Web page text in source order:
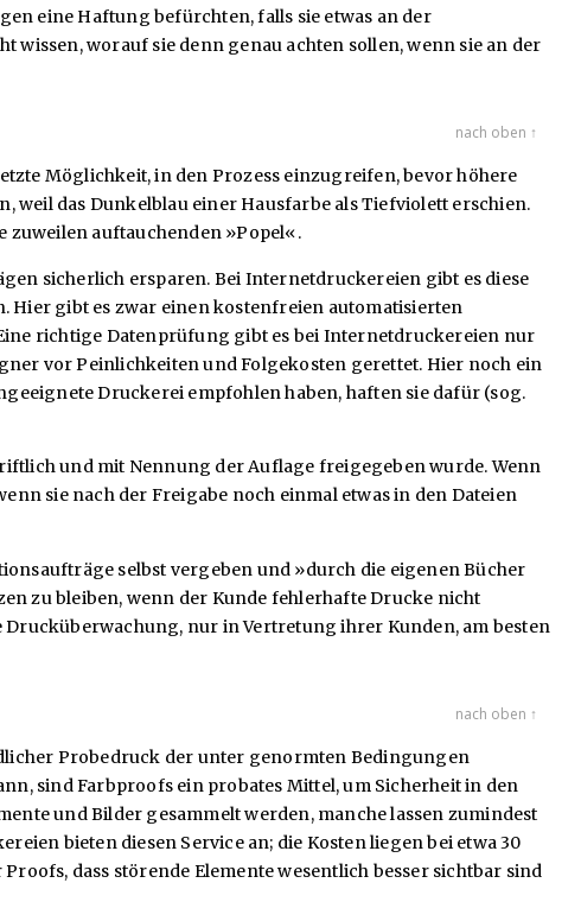
eine Haftung befürchten, falls sie etwas an der
wissen, worauf sie denn genau achten sollen, wenn sie an der
nach oben ↑
Möglichkeit, in den Prozess einzugreifen, bevor höhere
weil das Dunkelblau einer Hausfarbe als Tiefviolett erschien.
zuweilen auftauchenden »Popel«.
sicherlich ersparen. Bei Internetdruckereien gibt es diese
Hier gibt es zwar einen kostenfreien automatisierten
richtige Datenprüfung gibt es bei Internetdruckereien nur
vor Peinlichkeiten und Folgekosten gerettet. Hier noch ein
Druckerei empfohlen haben, haften sie dafür (sog.
und mit Nennung der Auflage freigegeben wurde. Wenn
sie nach der Freigabe noch einmal etwas in den Dateien
selbst vergeben und »durch die eigenen Bücher
zu bleiben, wenn der Kunde fehlerhafte Drucke nicht
nur in Vertretung ihrer Kunden, am besten
nach oben ↑
Probedruck der unter genormten Bedingungen
sind Farbproofs ein probates Mittel, um Sicherheit in den
und Bilder gesammelt werden, manche lassen zumindest
bieten diesen Service an; die Kosten liegen bei etwa 30
dass störende Elemente wesentlich besser sichtbar sind